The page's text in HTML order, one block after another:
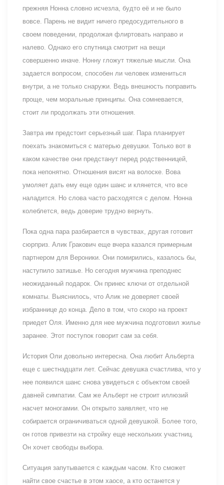
прежняя Нонна словно исчезла, будто её и не было
вовсе. Парень не видит ничего предосудительного в
своем поведении, продолжая флиртовать направо и
налево. Однако его спутница смотрит на вещи
совершенно иначе. Нонну гложут тяжелые мысли. Она
задается вопросом, способен ли человек измениться
внутри, а не только снаружи. Ведь внешность поправить
проще, чем моральные принципы. Она сомневается,
стоит ли продолжать эти отношения.
Завтра им предстоит серьезный шаг. Пара планирует
поехать знакомиться с матерью девушки. Только вот в
каком качестве они предстанут перед родственницей,
пока непонятно. Отношения висят на волоске. Вова
умоляет дать ему еще один шанс и клянется, что все
наладится. Но слова часто расходятся с делом. Нонна
колеблется, ведь доверие трудно вернуть.
Пока одна пара разбирается в чувствах, другая готовит
сюрприз. Алик Гракович еще вчера казался примерным
партнером для Вероники. Они помирились, казалось бы,
наступило затишье. Но сегодня мужчина преподнес
неожиданный подарок. Он принес ключи от отдельной
комнаты. Выяснилось, что Алик не доверяет своей
избраннице до конца. Дело в том, что скоро на проект
приедет Оля. Именно для нее мужчина подготовил жилье
заранее. Этот поступок говорит сам за себя.
История Оли довольно интересна. Она любит Альберта
еще с шестнадцати лет. Сейчас девушка счастлива, что у
нее появился шанс снова увидеться с объектом своей
давней симпатии. Сам же Альберт не строит иллюзий
насчет моногамии. Он открыто заявляет, что не
собирается ограничиваться одной девушкой. Более того,
он готов привезти на стройку еще нескольких участниц.
Он хочет свободы выбора.
Ситуация запутывается с каждым часом. Кто сможет
найти свое счастье в этом хаосе, а кто останется у